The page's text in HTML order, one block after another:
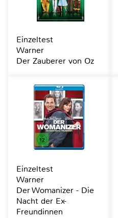
Einzeltest
Warner
Der Zauberer von Oz
Einzeltest
Warner
Der Womanizer - Die
Nacht der Ex-
Freundinnen